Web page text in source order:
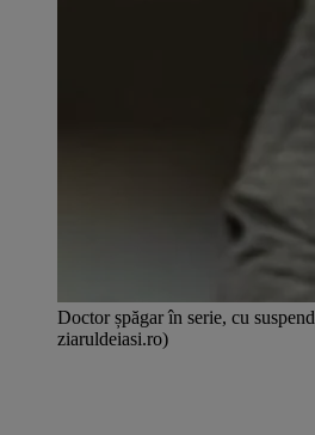
Doctor șpăgar în serie, cu
ziaruldeiasi.ro)